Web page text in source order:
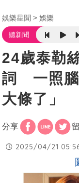
娛樂星聞 娛樂
聽新聞
24歲泰勒
詞 一照腦
大條了」
分享
2025/04/21